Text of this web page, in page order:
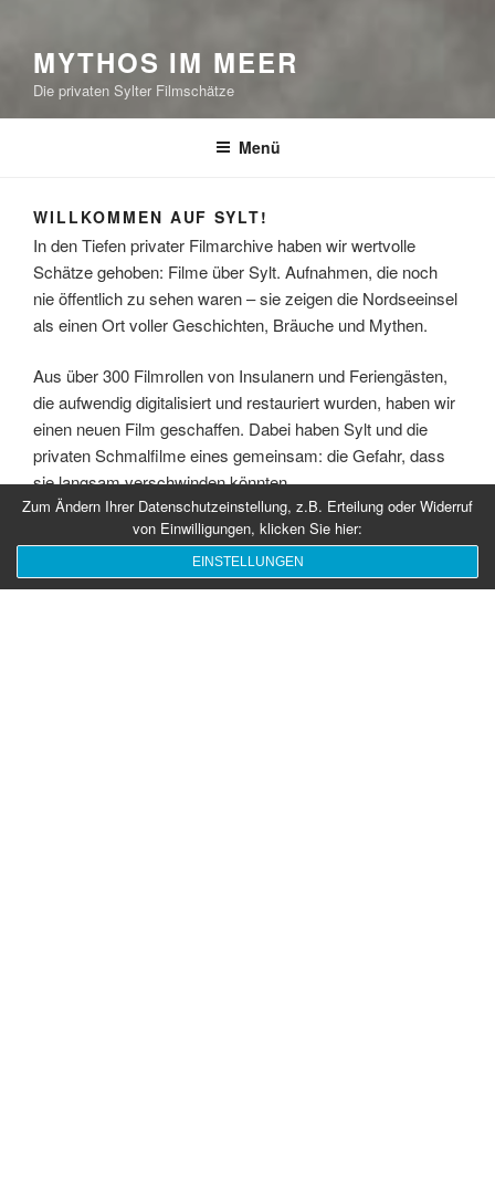
MYTHOS IM MEER
Die privaten Sylter Filmschätze
Menü
WILLKOMMEN AUF SYLT!
In den Tiefen privater Filmarchive haben wir wertvolle
Schätze gehoben: Filme über Sylt. Aufnahmen, die noch
nie öffentlich zu sehen waren – sie zeigen die Nordseeinsel
als einen Ort voller Geschichten, Bräuche und Mythen.
Aus über 300 Filmrollen von Insulanern und Feriengästen,
die aufwendig digitalisiert und restauriert wurden, haben wir
einen neuen Film geschaffen. Dabei haben Sylt und die
privaten Schmalfilme eines gemeinsam: die Gefahr, dass
sie langsam verschwinden könnten.
„Mythos im Meer“ erinnert mit bewegten Bildern von 1928
bis in die 1990er Jahre, gedreht auf 8mm, Super-8 und
16mm, an einzigartige Momente auf Sylt. Dieser Film ist
Zum Ändern Ihrer Datenschutzeinstellung, z.B. Erteilung oder Widerruf
von Einwilligungen, klicken Sie hier:
EINSTELLUNGEN